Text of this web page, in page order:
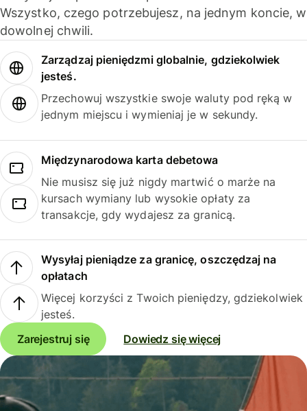
Wszystko, czego potrzebujesz, na jednym koncie, w
dowolnej chwili.
Zarządzaj pieniędzmi globalnie, gdziekolwiek
jesteś.
Przechowuj wszystkie swoje waluty pod ręką w
jednym miejscu i wymieniaj je w sekundy.
Międzynarodowa karta debetowa
Nie musisz się już nigdy martwić o marże na
kursach wymiany lub wysokie opłaty za
transakcje, gdy wydajesz za granicą.
Wysyłaj pieniądze za granicę, oszczędzaj na
opłatach
Więcej korzyści z Twoich pieniędzy, gdziekolwiek
jesteś.
Zarejestruj się
Dowiedz się więcej